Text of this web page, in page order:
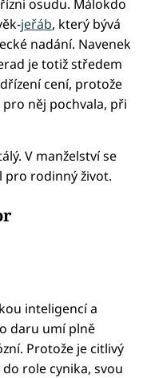
osudu. Málokdo
jeřáb, který bývá
nadání. Navenek
je totiž středem
cení, protože
něj pochvala, při
V manželství se
pro rodinný život.
inteligencí a
daru umí plně
Protože je citlivý
role cynika, svou